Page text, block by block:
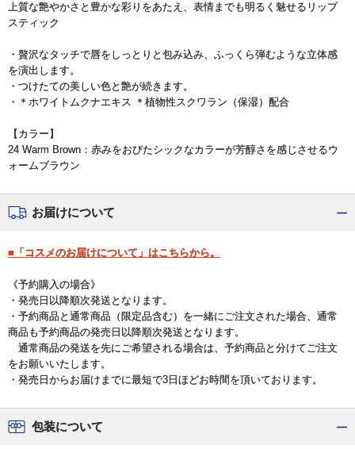
上質な艶やかさと豊かな彩りをあたえ、表情までも明るく魅せるリップ
スティック
・贅沢なタッチで唇をしっとりと包み込み、ふっくら弾むような立体感
を演出します。
・つけたての美しい色と艶が続きます。
・＊ホワイトムクナエキス ＊植物性スクワラン（保湿）配合
【カラー】
24 Warm Brown：赤みをおびたシックなカラーが芳醇さを感じさせるウ
ォームブラウン
お届けについて
■「コスメのお届けについて」はこちらから。
《予約購入の場合》
・発売日以降順次発送となります。
・予約商品と通常商品（限定品含む）を一緒にご注文された場合、通常
商品も予約商品の発売日以降順次発送となります。
通常商品の発送を先にご希望される場合は、予約商品と分けてご注文
をお願いいたします。
・発売日からお届けまでに最短で3日ほどお時間を頂いております。
包装について